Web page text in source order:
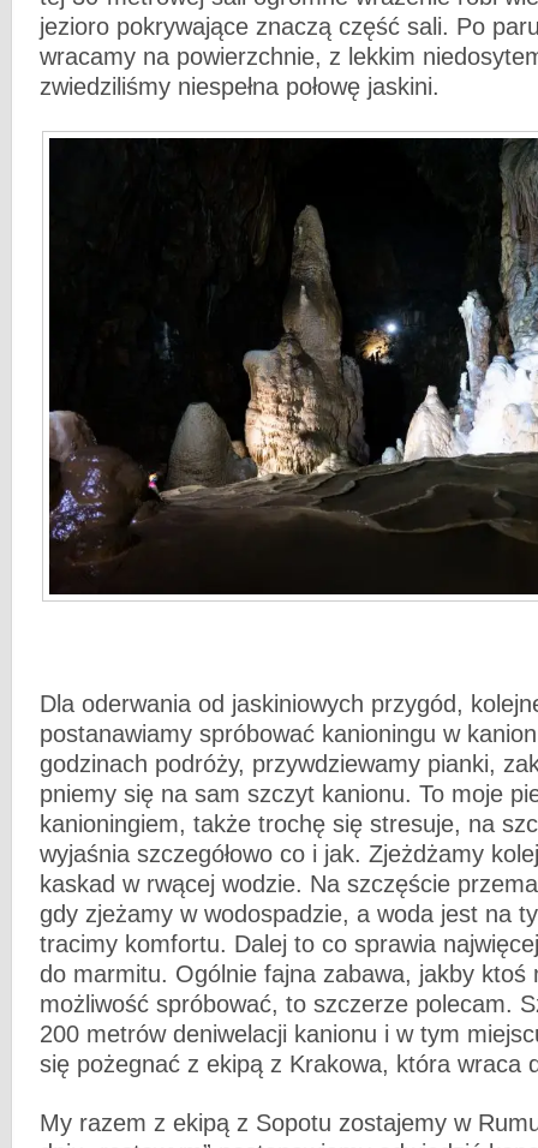
jezioro pokrywające znaczą część sali. Po
wracamy na powierzchnie, z lekkim
zwiedziliśmy niespełna połowę jaskini.
Dla oderwania od jaskiniowych przygód,
postanawiamy spróbować kanioningu w
godzinach podróży, przywdziewamy pianki,
pniemy się na sam szczyt kanionu. To moje
kanioningiem, także trochę się stresuje, na
wyjaśnia szczegółowo co i jak. Zjeżdżamy
kaskad w rwącej wodzie. Na szczęście
gdy zjeżamy w wodospadzie, a woda jest na
tracimy komfortu. Dalej to co sprawia
do marmitu. Ogólnie fajna zabawa, jakby ktoś
możliwość spróbować, to szczerze polecam.
200 metrów deniwelacji kanionu i w tym
się pożegnać z ekipą z Krakowa, która wraca
My razem z ekipą z Sopotu zostajemy w